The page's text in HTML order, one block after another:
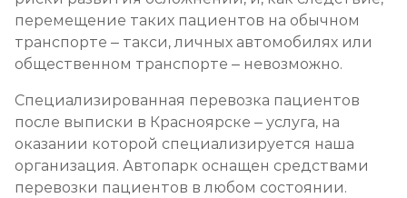
перемещение таких пациентов на обычном
транспорте – такси, личных автомобилях или
общественном транспорте – невозможно.
Специализированная перевозка пациентов
после выписки в Красноярске – услуга, на
оказании которой специализируется наша
организация. Автопарк оснащен средствами
перевозки пациентов в любом состоянии.